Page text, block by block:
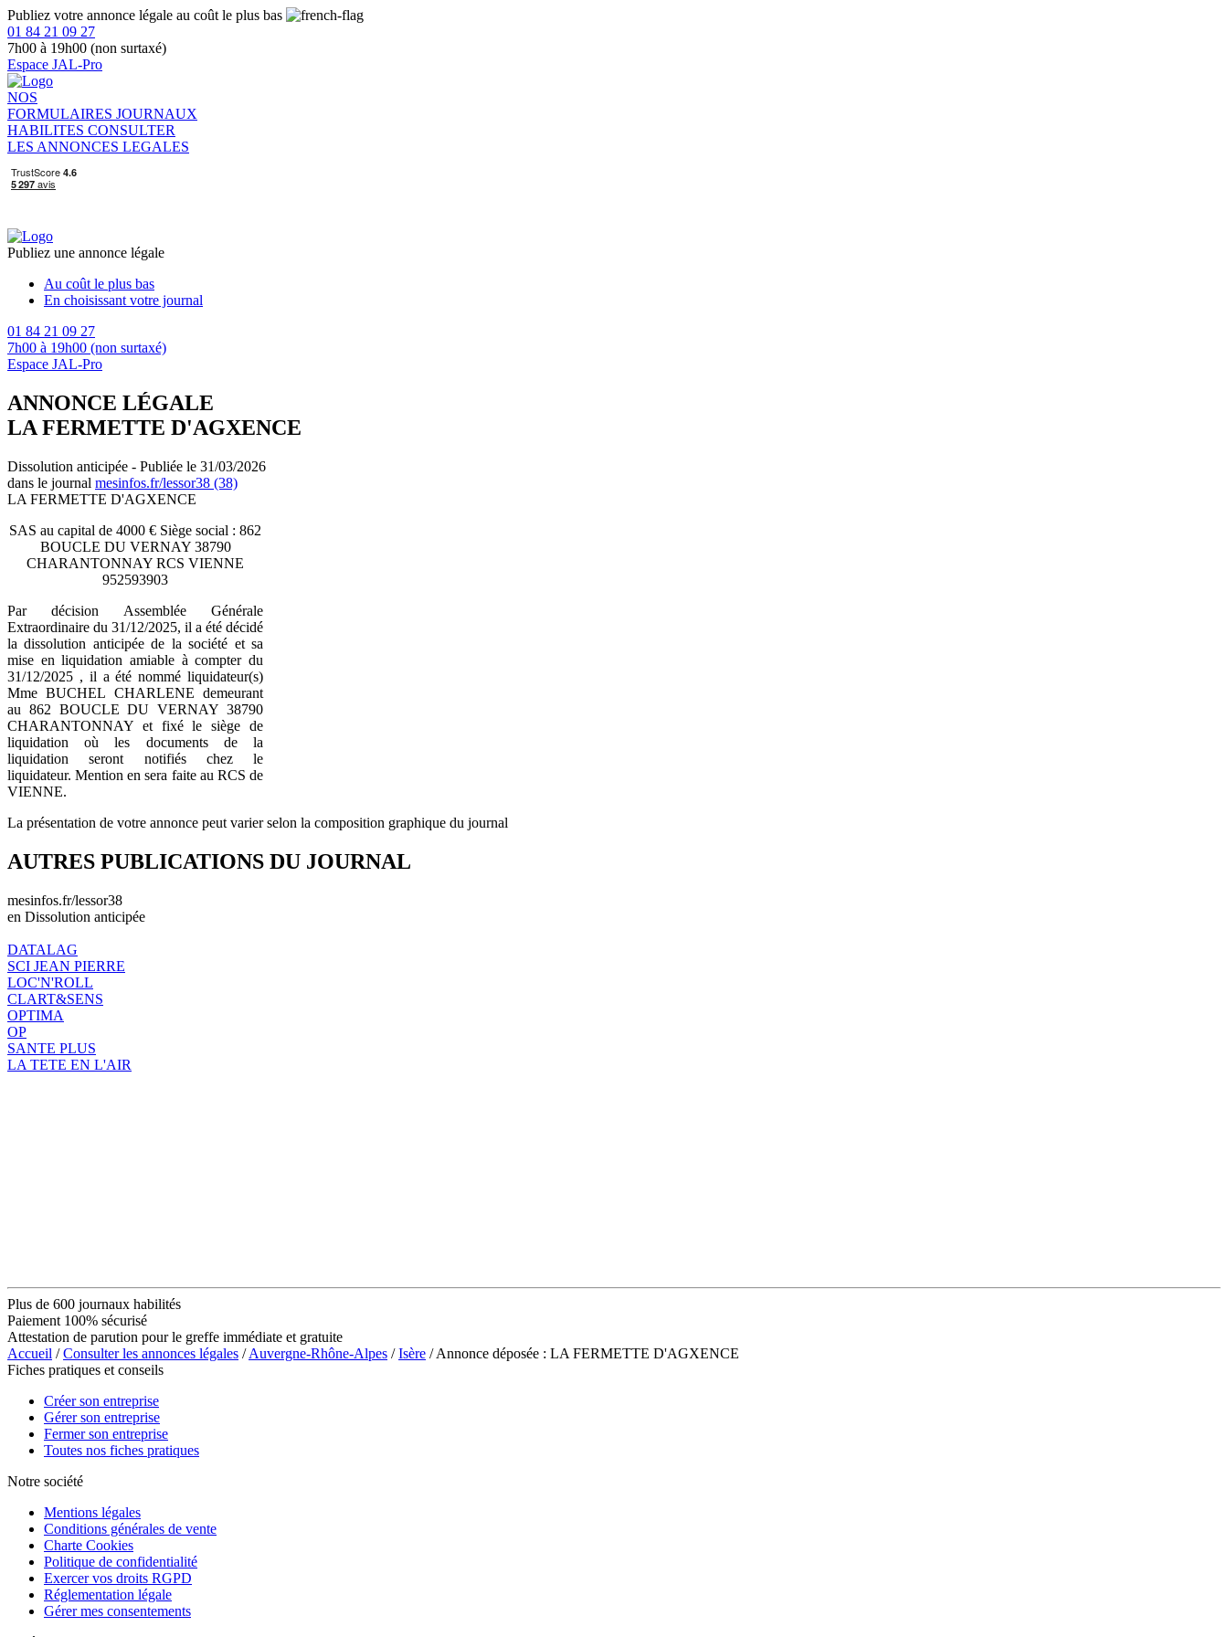
Publiez votre annonce légale au coût le plus bas
01 84 21 09 27
7h00 à 19h00 (non surtaxé)
Espace JAL-Pro
NOS
FORMULAIRES JOURNAUX
HABILITES CONSULTER
LES ANNONCES LEGALES
Publiez une annonce légale
Au coût le plus bas
En choisissant votre journal
01 84 21 09 27
7h00 à 19h00 (non surtaxé)
Espace JAL-Pro
ANNONCE LÉGALE
LA FERMETTE D'AGXENCE
Dissolution anticipée - Publiée le 31/03/2026
dans le journal mesinfos.fr/lessor38 (38)
LA FERMETTE D'AGXENCE
SAS au capital de 4000 € Siège social : 862
BOUCLE DU VERNAY 38790
CHARANTONNAY RCS VIENNE
952593903
Par décision Assemblée Générale
Extraordinaire du 31/12/2025, il a été décidé
la dissolution anticipée de la société et sa
mise en liquidation amiable à compter du
31/12/2025 , il a été nommé liquidateur(s)
Mme BUCHEL CHARLENE demeurant
au 862 BOUCLE DU VERNAY 38790
CHARANTONNAY et fixé le siège de
liquidation où les documents de la
liquidation seront notifiés chez le
liquidateur. Mention en sera faite au RCS de
VIENNE.
La présentation de votre annonce peut varier selon la composition graphique du journal
AUTRES PUBLICATIONS DU JOURNAL
mesinfos.fr/lessor38
en Dissolution anticipée
DATALAG
SCI JEAN PIERRE
LOC'N'ROLL
CLART&SENS
OPTIMA
OP
SANTE PLUS
LA TETE EN L'AIR
Plus de 600 journaux habilités
Paiement 100% sécurisé
Attestation de parution pour le greffe immédiate et gratuite
Accueil /Consulter les annonces légales /Auvergne-Rhône-Alpes /Isère / Annonce déposée : LA FERMETTE D'AGXENCE
Fiches pratiques et conseils
Créer son entreprise
Gérer son entreprise
Fermer son entreprise
Toutes nos fiches pratiques
Notre société
Mentions légales
Conditions générales de vente
Charte Cookies
Politique de confidentialité
Exercer vos droits RGPD
Réglementation légale
Gérer mes consentements